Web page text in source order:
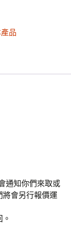
品
通知你們來取或
會另行報價運